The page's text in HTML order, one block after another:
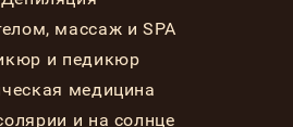
массаж и SPA
и педикюр
медицина
и на солнце